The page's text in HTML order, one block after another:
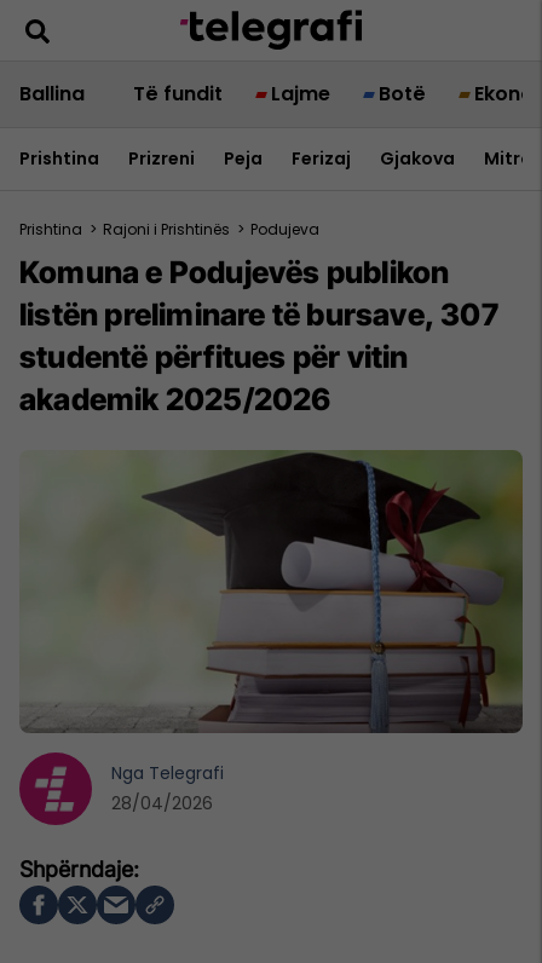
Ballina Të fundit Lajme Botë
Prishtina Prizreni Peja Ferizaj Gjakova
Prishtina > Rajoni i Prishtinës > Podujeva
Komuna e Podujevës publikon
listën preliminare të bursave, 307
studentë përfitues për vitin
akademik 2025/2026
Nga Telegrafi
28/04/2026